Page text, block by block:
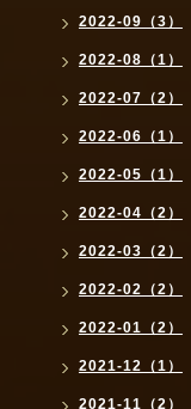
2022-09（3）
2022-08（1）
2022-07（2）
2022-06（1）
2022-05（1）
2022-04（2）
2022-03（2）
2022-02（2）
2022-01（2）
2021-12（1）
2021-11（2）